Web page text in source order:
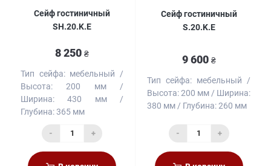
Сейф гостиничный
SH.20.K.E
8 250 ₴
Тип сейфа: мебельный
Высота:
200 мм
Ширина:
430 мм
Глубина:365 мм
- +
Сейф гостиничный
S.20.K.E
9 600 ₴
Тип сейфа: мебельный
Высота:200 мм
Ширина:
380 мм
Глубина:260 мм
- +